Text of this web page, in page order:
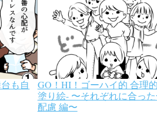
も自
GO！HI！ゴーハイ的 合理
塗り絵- 〜それぞれに合っ
配慮 編〜